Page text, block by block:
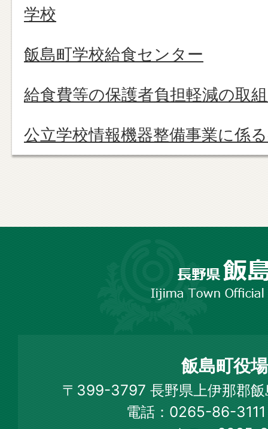
学校
飯島町学校給食センター
給食費等の保護者負担軽減の取
公立学校情報機器整備事業に係
Town
Official
飯島町役場
〒399-3797 長野県上伊那郡
電話：0265-86-